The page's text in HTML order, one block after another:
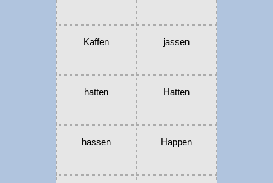
Kaffen jassen
hatten Hatten
hassen Happen